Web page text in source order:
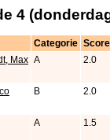
4
Categorie Score
Max A 2.0
B 2.0
A 1.5